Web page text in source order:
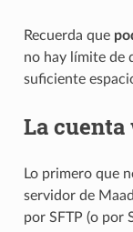
Recuerda que
no hay límite de
suficiente
La cuenta
Lo primero que
servidor de
por SFTP (o por